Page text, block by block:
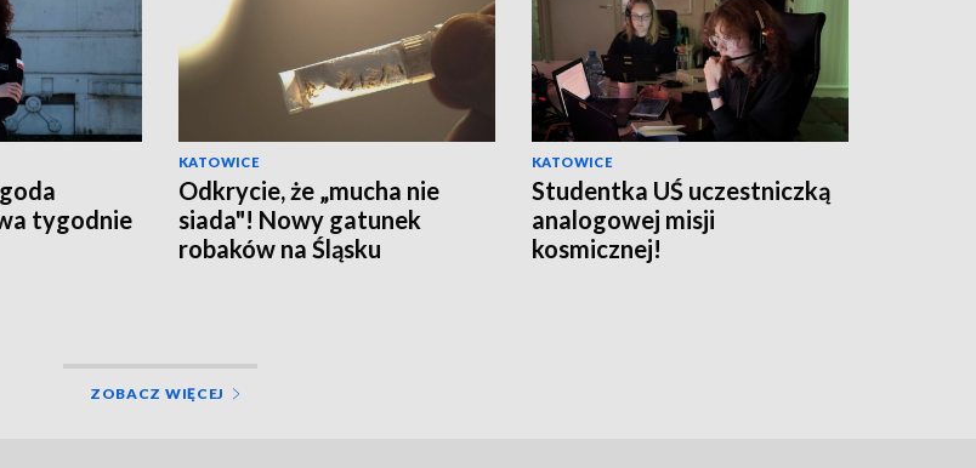
tygodnie
KATOWICE
Odkrycie, że „mucha nie
siada"! Nowy gatunek
robaków na Śląsku
KATOWICE
Studentka UŚ uczestniczką
analogowej misji
kosmicznej!
ZOBACZ WIĘCEJ